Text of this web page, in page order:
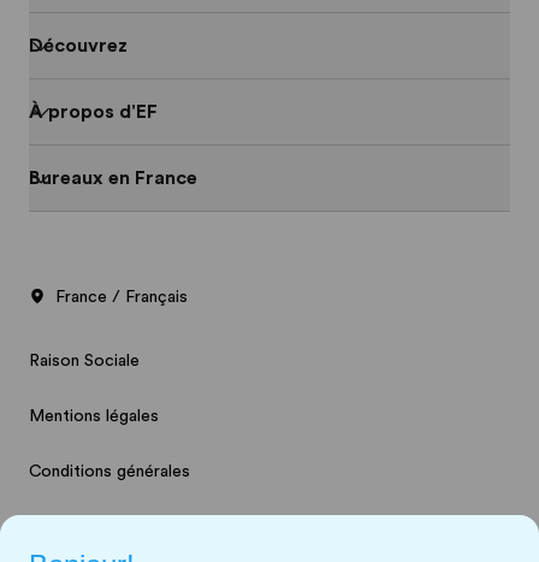
Découvrez
À propos d'EF
Bureaux en France
France / Français
Raison Sociale
Mentions légales
Conditions générales